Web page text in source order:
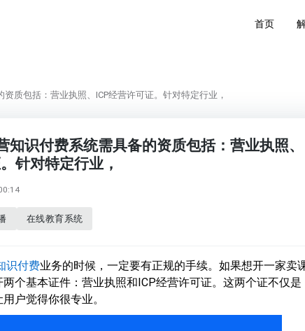
首页
质包括：营业执照、ICP经营许可证。针对特定行业，
知识付费系统需具备的资质包括：营业执照、
针对特定行业，
在线教育系统
识付费业务的时候，一定要有正规的手续。如果想开一家卖
个基本证件：营业执照和ICP经营许可证。这两个证不仅是
户觉得你很专业。